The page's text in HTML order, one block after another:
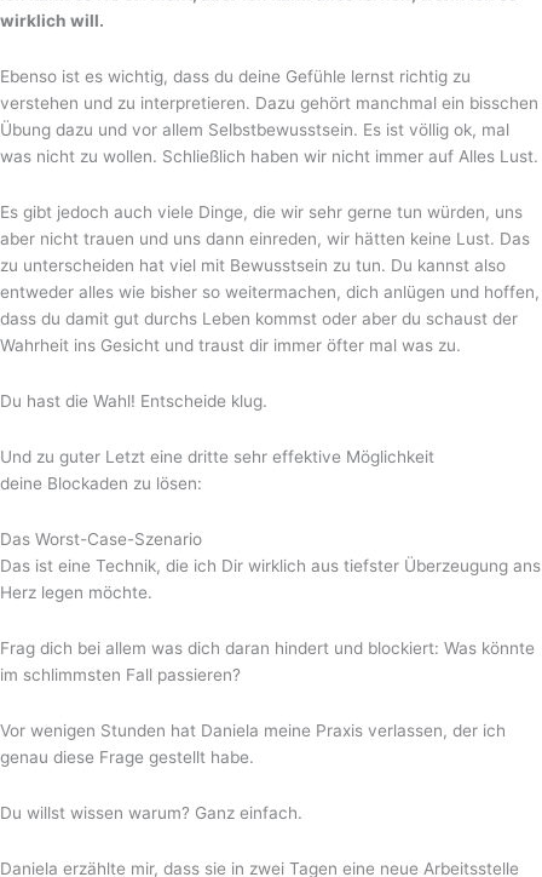
wirklich will.
Ebenso ist es wichtig, dass du deine Gefühle lernst richtig zu
verstehen und zu interpretieren. Dazu gehört manchmal ein bisschen
Übung dazu und vor allem Selbstbewusstsein. Es ist völlig ok, mal
was nicht zu wollen. Schließlich haben wir nicht immer auf Alles Lust.
Es gibt jedoch auch viele Dinge, die wir sehr gerne tun würden, uns
aber nicht trauen und uns dann einreden, wir hätten keine Lust. Das
zu unterscheiden hat viel mit Bewusstsein zu tun. Du kannst also
entweder alles wie bisher so weitermachen, dich anlügen und hoffen,
dass du damit gut durchs Leben kommst oder aber du schaust der
Wahrheit ins Gesicht und traust dir immer öfter mal was zu.
Du hast die Wahl! Entscheide klug.
Und zu guter Letzt eine dritte sehr effektive Möglichkeit
deine Blockaden zu lösen:
Das Worst-Case-Szenario
Das ist eine Technik, die ich Dir wirklich aus tiefster Überzeugung ans
Herz legen möchte.
Frag dich bei allem was dich daran hindert und blockiert: Was könnte
im schlimmsten Fall passieren?
Vor wenigen Stunden hat Daniela meine Praxis verlassen, der ich
genau diese Frage gestellt habe.
Du willst wissen warum? Ganz einfach.
Daniela erzählte mir, dass sie in zwei Tagen eine neue Arbeitsstelle